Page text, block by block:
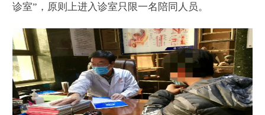
诊室”，原则上进入诊室只限一名陪同人员。